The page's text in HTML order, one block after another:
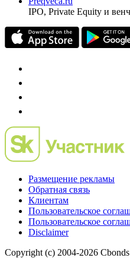
IPO, Private Equity и
Размещение рекламы
Обратная связь
Клиентам
Пользовательское
Пользовательское
Disclaimer
Copyright (c) 2004-2026 Cbonds